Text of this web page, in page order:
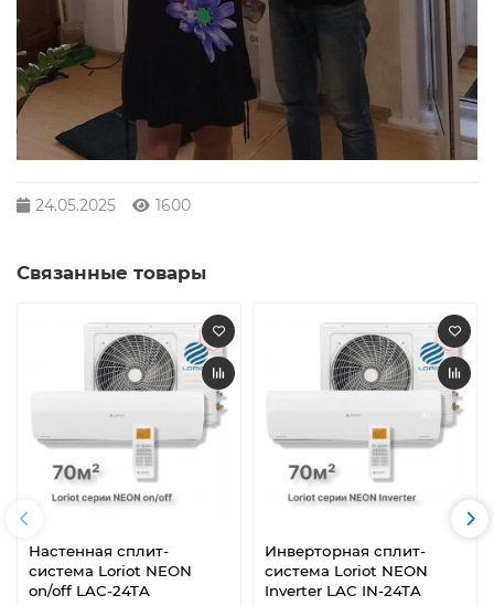
24.05.2025 1600
Связанные товары
Настенная сплит-
система Loriot NEON
on/off LAC-24TA
Инверторная сплит-
система Loriot NEON
Inverter LAC IN-24TA